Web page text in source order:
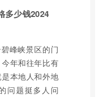
多少钱2024
峰峡景区的门
年和往年比有
本地人和外地
问题挺多人问